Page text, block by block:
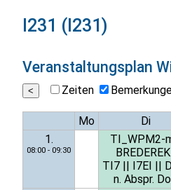
I231 (I231)
Veranstaltungsplan
Zeiten
Mo Di
1.
08:00 - 09:30
TI_WPM2-
TI7
I7EI
n. Abspr.